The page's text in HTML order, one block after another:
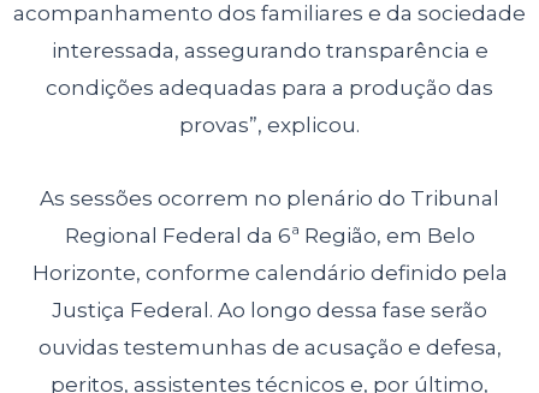
acompanhamento dos familiares e da sociedade
interessada, assegurando transparência e
condições adequadas para a produção das
provas”, explicou.
As sessões ocorrem no plenário do Tribunal
Regional Federal da 6ª Região, em Belo
Horizonte, conforme calendário definido pela
Justiça Federal. Ao longo dessa fase serão
ouvidas testemunhas de acusação e defesa,
peritos, assistentes técnicos e, por último,